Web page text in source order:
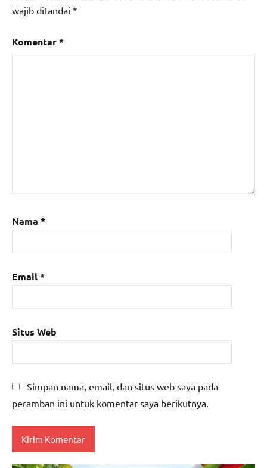
wajib ditandai *
Komentar*
Nama *
Email*
Situs Web
Simpan nama, email, dan situs web saya pada
peramban ini untuk komentar saya berikutnya.